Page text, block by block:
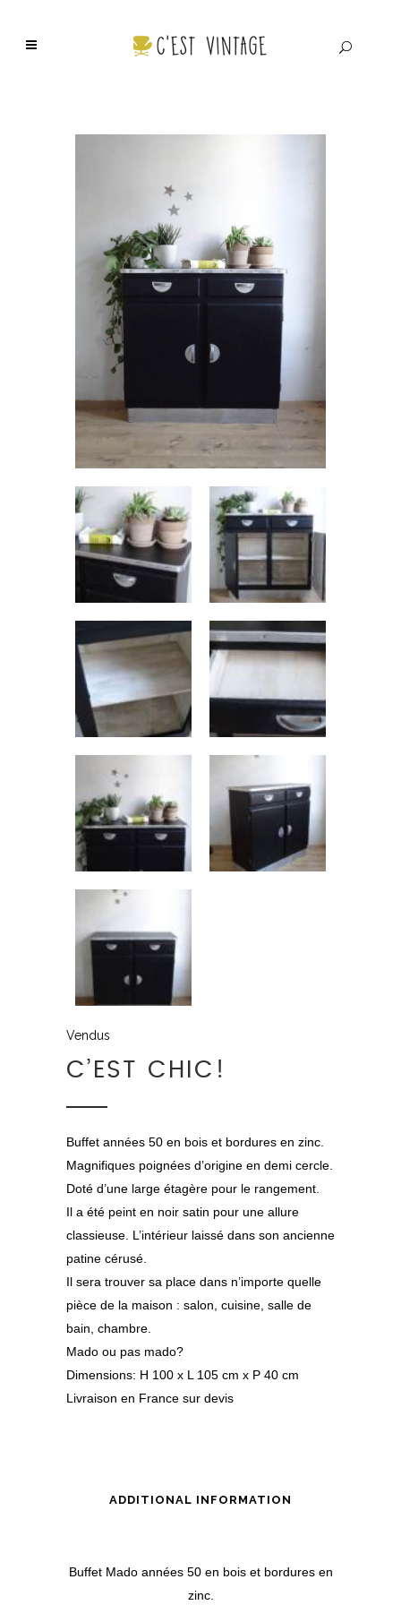
Vendus
C’EST CHIC!
Buffet années 50 en bois et bordures en zinc.
Magnifiques poignées d’origine en demi cercle.
Doté d’une large étagère pour le rangement.
Il a été peint en noir satin pour une allure
classieuse. L’intérieur laissé dans son ancienne
patine cérusé.
Il sera trouver sa place dans n’importe quelle
pièce de la maison : salon, cuisine, salle de
bain, chambre.
Mado ou pas mado?
Dimensions: H 100 x L 105 cm x P 40 cm
Livraison en France sur devis
ADDITIONAL INFORMATION
Buffet Mado années 50 en bois et bordures en
zinc.